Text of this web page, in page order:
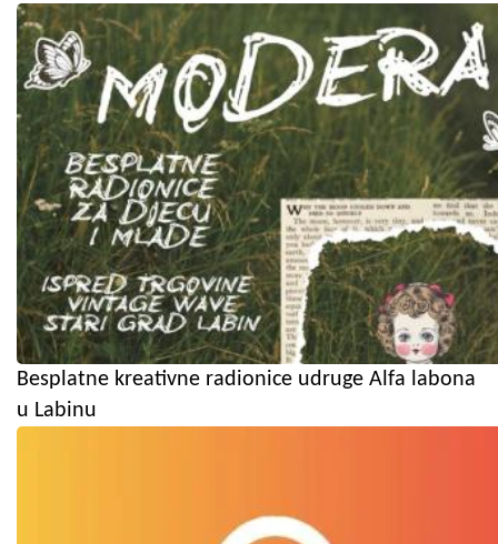
Besplatne kreativne radionice udruge Alfa labona
u Labinu